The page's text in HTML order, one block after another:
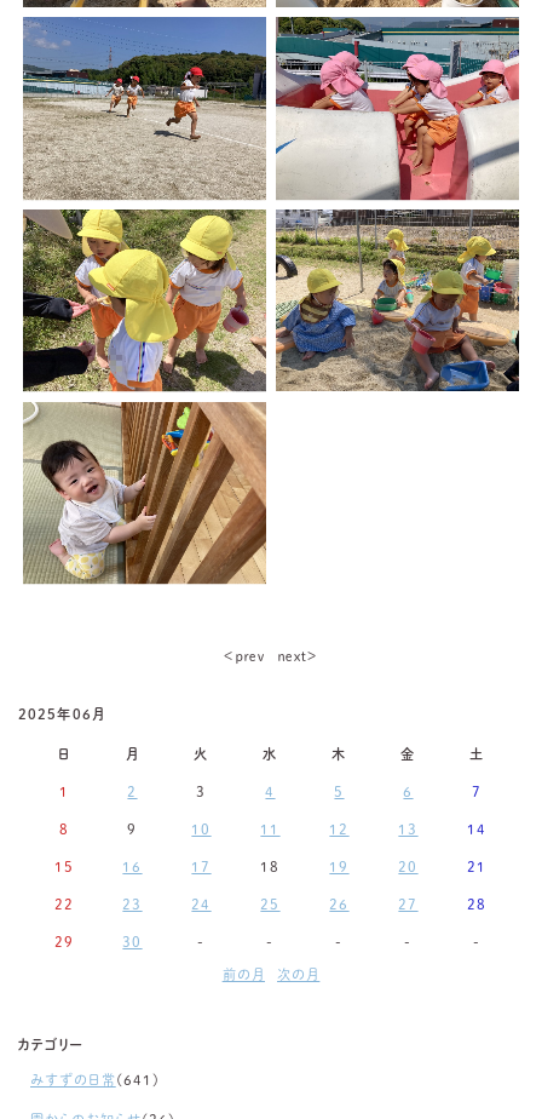
＜ｐｒｅｖ ｎｅｘｔ＞
2025年06月
日 月 火 水 木 金 土
1 2 3 4 5 6 7
8 9 10 11 12 13 14
15 16 17 18 19 20 21
22 23 24 25 26 27 28
29 30 - - - - -
前の月 次の月
カテゴリー
みすずの日常(641)